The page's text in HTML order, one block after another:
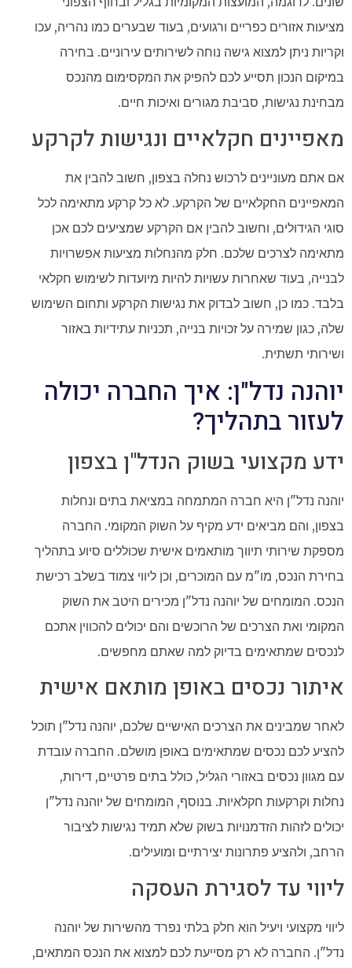
מציעות אזורים כפריים ורגועים, בעוד שבערים כמו נהריה, עכו
וקריות ניתן למצוא גישה נוחה לשירותים עירוניים. בחירה
במיקום הנכון תסייע לכם להפיק את המקסימום מהנכס
מבחינת נגישות, סביבת מגורים ואיכות חיים.
מאפיינים חקלאיים ונגישות לקרקע
אם אתם מעוניינים לרכוש נחלה בצפון, חשוב להבין את
המאפיינים החקלאיים של הקרקע. לא כל קרקע מתאימה לכל
סוגי הגידולים, וחשוב להבין אם הקרקע שמציעים לכם אכן
מתאימה לצרכים שלכם. חלק מהנחלות מציעות אפשרויות
לבנייה, בעוד שאחרות עשויות להיות מיועדות לשימוש חקלאי
בלבד. כמו כן, חשוב לבדוק את נגישות הקרקע ותחום השימוש
שלה, כגון שמירה על זכויות בנייה, תכניות עתידיות באזור
ושירותי תשתית.
יוהנה נדל"ן: איך החברה יכולה
לעזור בתהליך?
ידע מקצועי בשוק הנדל"ן בצפון
יוהנה נדל"ן היא חברה המתמחה במציאת בתים ונחלות
בצפון, והם מביאים ידע מקיף על השוק המקומי. החברה
מספקת שירותי תיווך מותאמים אישית שכוללים סיוע בתהליך
בחירת הנכס, מו"מ עם המוכרים, וכן ליווי צמוד בשלב רכישת
הנכס. המומחים של יוהנה נדל"ן מכירים היטב את השוק
המקומי ואת הצרכים של הרוכשים והם יכולים להכווין אתכם
לנכסים שמתאימים בדיוק למה שאתם מחפשים.
איתור נכסים באופן מותאם אישית
לאחר שמבינים את הצרכים האישיים שלכם, יוהנה נדל"ן תוכל
להציע לכם נכסים שמתאימים באופן מושלם. החברה עובדת
עם מגוון נכסים באזורי הגליל, כולל בתים פרטיים, דירות,
נחלות וקרקעות חקלאיות. בנוסף, המומחים של יוהנה נדל"ן
יכולים לזהות הזדמנויות בשוק שלא תמיד נגישות לציבור
הרחב, ולהציע פתרונות יצירתיים ומועילים.
ליווי עד לסגירת העסקה
ליווי מקצועי ויעיל הוא חלק בלתי נפרד מהשירות של יוהנה
נדל"ן. החברה לא רק מסייעת לכם למצוא את הנכס המתאים,